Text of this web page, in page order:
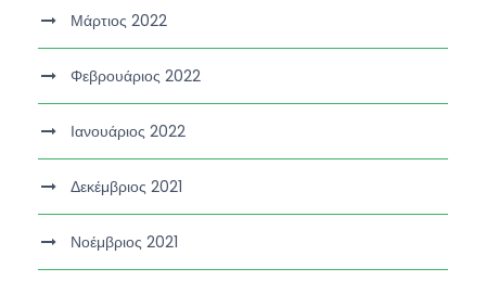
Μάρτιος 2022
Φεβρουάριος 2022
Ιανουάριος 2022
Δεκέμβριος 2021
Νοέμβριος 2021